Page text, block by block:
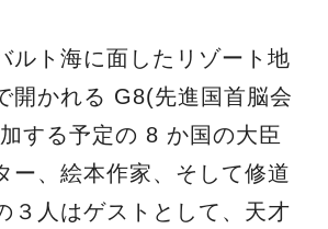
ルト海に面したリゾート地
開かれる G8(先進国首脳会
する予定の 8 か国の大臣
ー、絵本作家、そして修道
３人はゲストとして、天才